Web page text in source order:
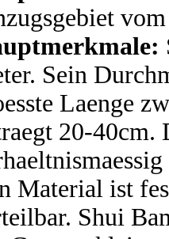
Sein
Laenge
20-40cm.
Material ist
Shui